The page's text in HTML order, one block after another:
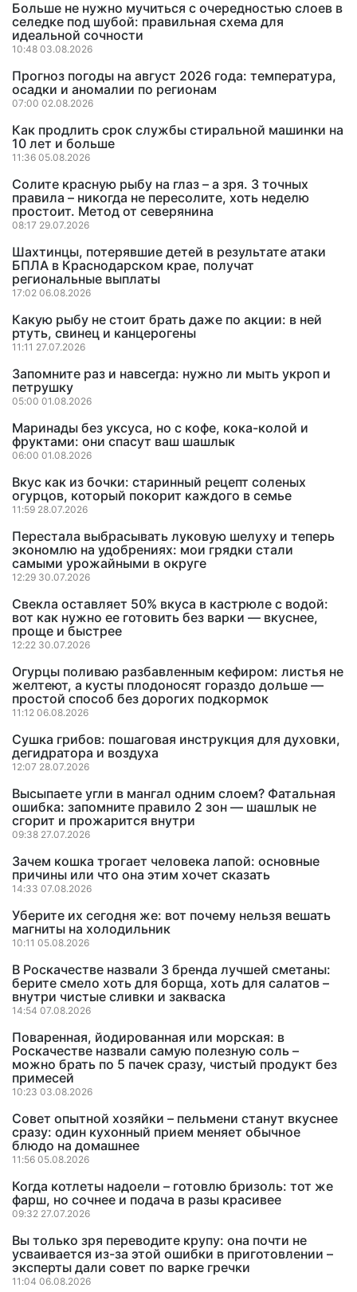
Больше не нужно мучиться с очередностью слоев в
селедке под шубой: правильная схема для
идеальной сочности
10:48 03.08.2026
Прогноз погоды на август 2026 года: температура,
осадки и аномалии по регионам
07:00 02.08.2026
Как продлить срок службы стиральной машинки на
10 лет и больше
11:36 05.08.2026
Солите красную рыбу на глаз – а зря. 3 точных
правила – никогда не пересолите, хоть неделю
простоит. Метод от северянина
08:17 29.07.2026
Шахтинцы, потерявшие детей в результате атаки
БПЛА в Краснодарском крае, получат
региональные выплаты
17:02 06.08.2026
Какую рыбу не стоит брать даже по акции: в ней
ртуть, свинец и канцерогены
11:11 27.07.2026
Запомните раз и навсегда: нужно ли мыть укроп и
петрушку
05:00 01.08.2026
Маринады без уксуса, но с кофе, кока-колой и
фруктами: они спасут ваш шашлык
06:00 01.08.2026
Вкус как из бочки: старинный рецепт соленых
огурцов, который покорит каждого в семье
11:59 28.07.2026
Перестала выбрасывать луковую шелуху и теперь
экономлю на удобрениях: мои грядки стали
самыми урожайными в округе
12:29 30.07.2026
Свекла оставляет 50% вкуса в кастрюле с водой:
вот как нужно ее готовить без варки — вкуснее,
проще и быстрее
12:22 30.07.2026
Огурцы поливаю разбавленным кефиром: листья не
желтеют, а кусты плодоносят гораздо дольше —
простой способ без дорогих подкормок
11:12 06.08.2026
Сушка грибов: пошаговая инструкция для духовки,
дегидратора и воздуха
12:07 28.07.2026
Высыпаете угли в мангал одним слоем? Фатальная
ошибка: запомните правило 2 зон — шашлык не
сгорит и прожарится внутри
09:38 27.07.2026
Зачем кошка трогает человека лапой: основные
причины или что она этим хочет сказать
14:33 07.08.2026
Уберите их сегодня же: вот почему нельзя вешать
магниты на холодильник
10:11 05.08.2026
В Роскачестве назвали 3 бренда лучшей сметаны:
берите смело хоть для борща, хоть для салатов –
внутри чистые сливки и закваска
14:54 07.08.2026
Поваренная, йодированная или морская: в
Роскачестве назвали самую полезную соль –
можно брать по 5 пачек сразу, чистый продукт без
примесей
10:23 03.08.2026
Совет опытной хозяйки – пельмени станут вкуснее
сразу: один кухонный прием меняет обычное
блюдо на домашнее
11:56 05.08.2026
Когда котлеты надоели – готовлю бризоль: тот же
фарш, но сочнее и подача в разы красивее
09:32 27.07.2026
Вы только зря переводите крупу: она почти не
усваивается из-за этой ошибки в приготовлении –
эксперты дали совет по варке гречки
11:04 06.08.2026